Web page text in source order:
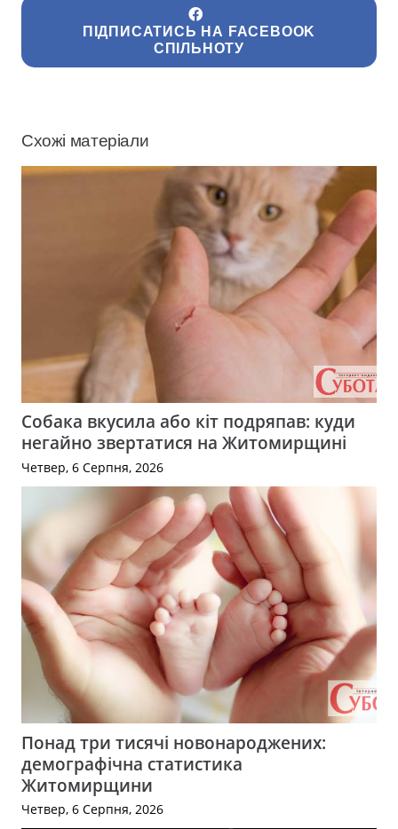
ПІДПИСАТИСЬ НА FACEBOOK
СПІЛЬНОТУ
Схожі матеріали
Собака вкусила або кіт подряпав: куди
негайно звертатися на Житомирщині
Четвер, 6 Серпня, 2026
Понад три тисячі новонароджених:
демографічна статистика
Житомирщини
Четвер, 6 Серпня, 2026